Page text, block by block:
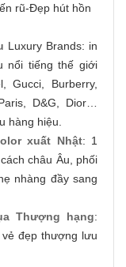
rũ-Đẹp hút hồn
Luxury Brands: in
nổi tiếng thế giới
Gucci, Burberry,
D&G, Dior…
hàng hiệu.
xuất Nhật: 1
châu Âu, phối
nhàng đầy sang
Thượng hạng:
đẹp thượng lưu